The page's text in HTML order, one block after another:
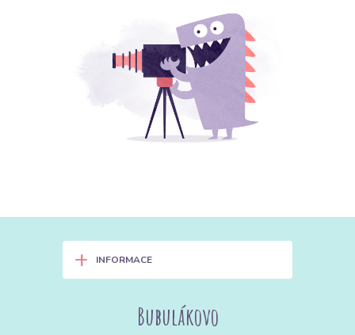
+ INFORMACE
Bubulákovo